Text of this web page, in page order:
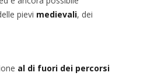
pievi medievali, dei
al di fuori dei percorsi